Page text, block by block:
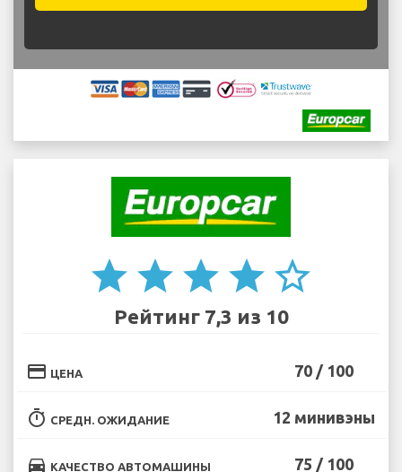
star star star star star_border
Рейтинг 7,3 из 10
credit_card ЦЕНА 70 / 100
timer СРЕДН. ОЖИДАНИЕ 12 минивэны
directions_car КАЧЕСТВО АВТОМАШИНЫ 75 / 100